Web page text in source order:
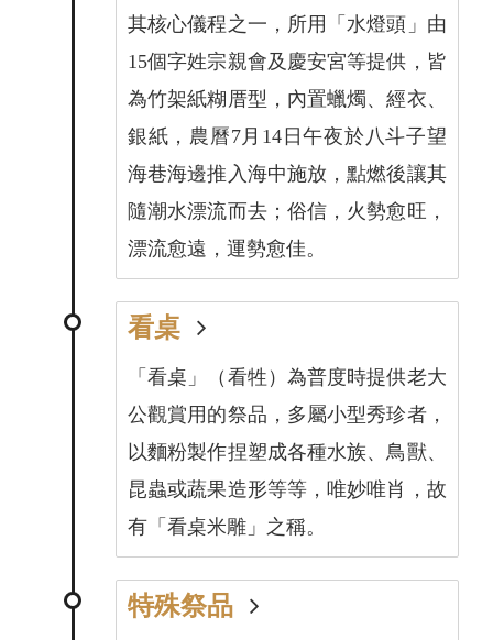
其核心儀程之一，所用「水燈頭」由
15個字姓宗親會及慶安宮等提供，皆
為竹架紙糊厝型，內置蠟燭、經衣、
銀紙，農曆7月14日午夜於八斗子望
海巷海邊推入海中施放，點燃後讓其
隨潮水漂流而去；俗信，火勢愈旺，
漂流愈遠，運勢愈佳。
看桌
「看桌」（看牲）為普度時提供老大
公觀賞用的祭品，多屬小型秀珍者，
以麵粉製作捏塑成各種水族、鳥獸、
昆蟲或蔬果造形等等，唯妙唯肖，故
有「看桌米雕」之稱。
特殊祭品